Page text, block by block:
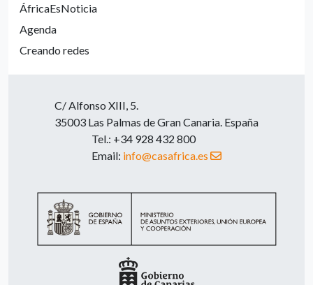
ÁfricaEsNoticia
Agenda
Creando redes
C/ Alfonso XIII, 5.
35003 Las Palmas de Gran Canaria. España
Tel.: +34 928 432 800
Email: info@casafrica.es